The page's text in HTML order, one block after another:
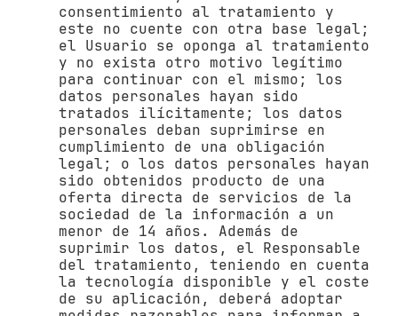
consentimiento al tratamiento y
este no cuente con otra base legal;
el Usuario se oponga al tratamiento
y no exista otro motivo legítimo
para continuar con el mismo; los
datos personales hayan sido
tratados ilícitamente; los datos
personales deban suprimirse en
cumplimiento de una obligación
legal; o los datos personales hayan
sido obtenidos producto de una
oferta directa de servicios de la
sociedad de la información a un
menor de 14 años. Además de
suprimir los datos, el Responsable
del tratamiento, teniendo en cuenta
la tecnología disponible y el coste
de su aplicación, deberá adoptar